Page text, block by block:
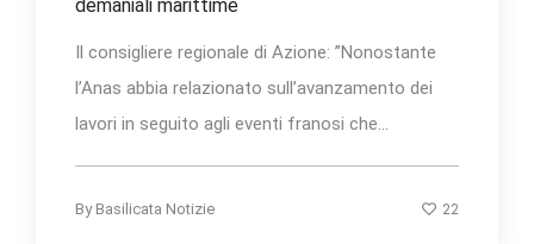
demaniali marittime
Il consigliere regionale di Azione: ”Nonostante
l’Anas abbia relazionato sull’avanzamento dei
lavori in seguito agli eventi franosi che...
By Basilicata Notizie 22